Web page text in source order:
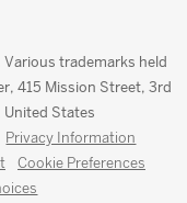
trademarks held
415 Mission Street, 3rd
United States
Privacy Information
Cookie Preferences